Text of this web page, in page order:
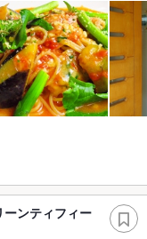
ンティフィー